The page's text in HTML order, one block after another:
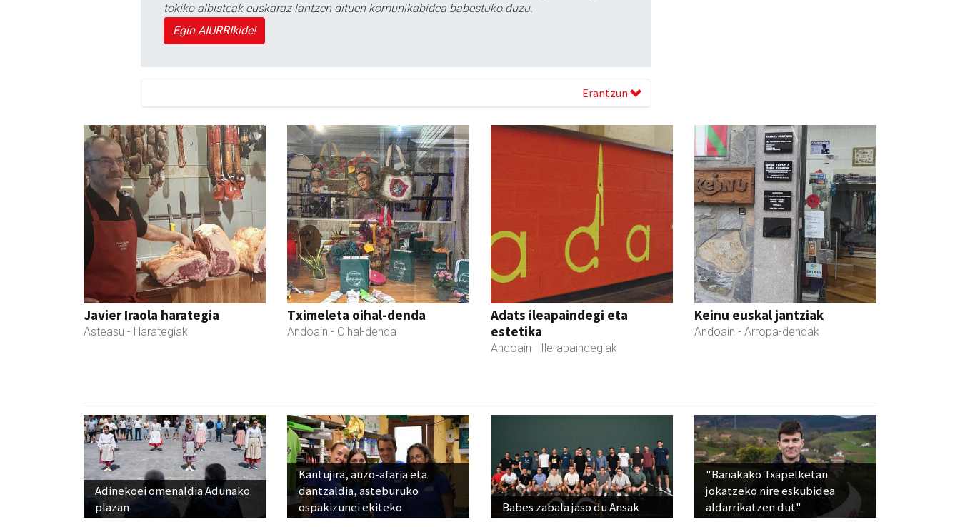
tokiko albisteak euskaraz lantzen dituen komunikabidea babestuko duzu.
Egin AIURRIkide!
Erantzun
Javier Iraola harategia
Asteasu - Harategiak
Tximeleta oihal-denda
Andoain - Oihal-denda
Adats ileapaindegi eta
estetika
Andoain - Ile-apaindegiak
Keinu euskal jantziak
Andoain - Arropa-dendak
Adinekoei omenaldia Adunako
plazan
Kantujira, auzo-afaria eta
dantzaldia, asteburuko
ospakizunei ekiteko
Babes zabala jaso du Ansak
"Banakako Txapelketan
jokatzeko nire eskubidea
aldarrikatzen dut"